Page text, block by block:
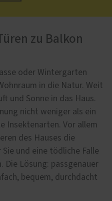
zu Balkon
oder Wintergarten
in die Natur. Weit
und Sonne in das Haus.
nicht weniger als ein
Insektenarten. Vor allem
des Hauses die
und eine tödliche Falle
Lösung: passgenauer
bequem, durchdacht